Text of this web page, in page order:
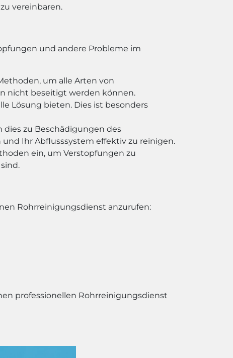
vereinbaren.
und andere Probleme im
um alle Arten von
nicht beseitigt werden können.
Lösung bieten. Dies ist besonders
zu Beschädigungen des
Ihr Abflusssystem effektiv zu reinigen.
ein, um Verstopfungen zu
Rohrreinigungsdienst anzurufen:
professionellen Rohrreinigungsdienst